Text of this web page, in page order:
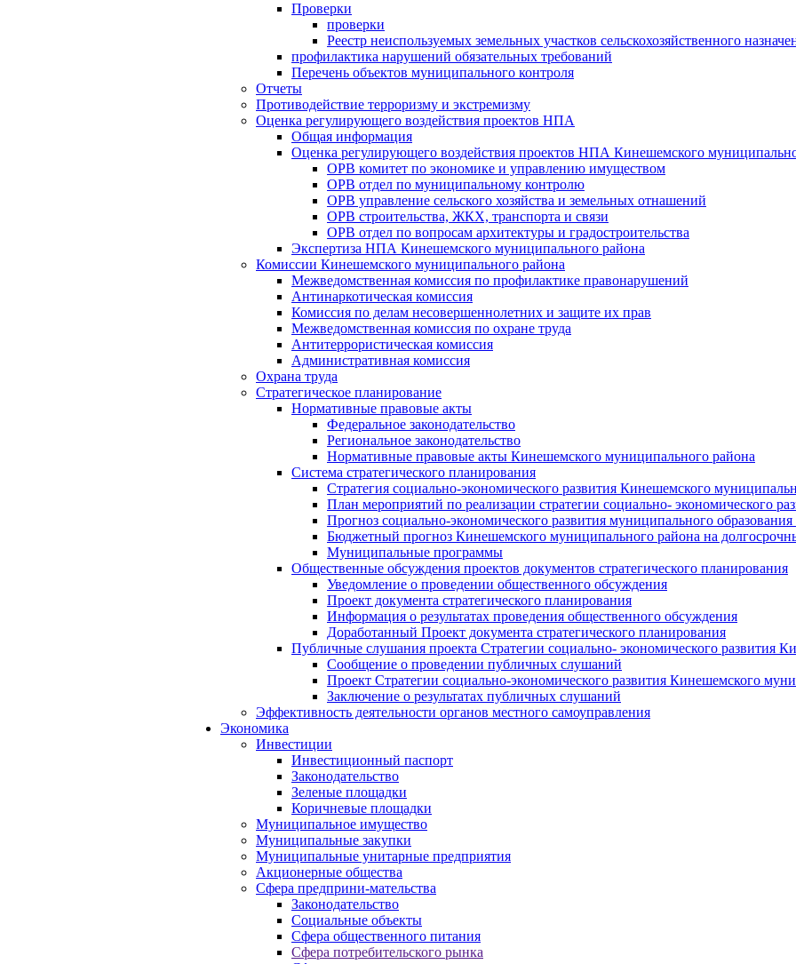
Проверки
проверки
Реестр неиспользуемых земельных участков сельскохозяйственного
профилактика нарушений обязательных требований
Перечень объектов муниципального контроля
Отчеты
Противодействие терроризму и экстремизму
Оценка регулирующего воздействия проектов НПА
Общая информация
Оценка регулирующего воздействия проектов НПА Кинешемского
ОРВ комитет по экономике и управлению имуществом
ОРВ отдел по муниципальному контролю
ОРВ управление сельского хозяйства и земельных отнашений
ОРВ строительства, ЖКХ, транспорта и связи
ОРВ отдел по вопросам архитектуры и градостроительства
Экспертиза НПА Кинешемского муниципального района
Комиссии Кинешемского муниципального района
Межведомственная комиссия по профилактике правонарушений
Антинаркотическая комиссия
Комиссия по делам несовершеннолетних и защите их прав
Межведомственная комиссия по охране труда
Антитеррористическая комиссия
Административная комиссия
Охрана труда
Стратегическое планирование
Нормативные правовые акты
Федеральное законодательство
Региональное законодательство
Нормативные правовые акты Кинешемского муниципального района
Система стратегического планирования
Стратегия социально-экономического развития Кинешемского
План мероприятий по реализации стратегии социально- экономического
Прогноз социально-экономического развития муниципального
Бюджетный прогноз Кинешемского муниципального района на
Муниципальные программы
Общественные обсуждения проектов документов стратегического планирования
Уведомление о проведении общественного обсуждения
Проект документа стратегического планирования
Информация о результатах проведения общественного обсуждения
Доработанный Проект документа стратегического планирования
Публичные слушания проекта Стратегии социально- экономического развития
Сообщение о проведении публичных слушаний
Проект Стратегии социально-экономического развития Кинешемского
Заключение о результатах публичных слушаний
Эффективность деятельности органов местного самоуправления
Экономика
Инвестиции
Инвестиционный паспорт
Законодательство
Зеленые площадки
Коричневые площадки
Муниципальное имущество
Муниципальные закупки
Муниципальные унитарные предприятия
Акционерные общества
Сфера предприни-мательства
Законодательство
Социальные объекты
Сфера общественного питания
Сфера потребительского рынка